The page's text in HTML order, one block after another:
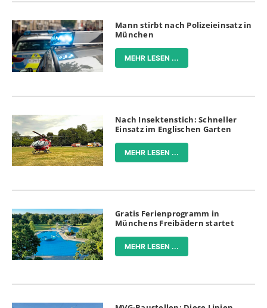
Mann stirbt nach Polizeieinsatz in
München
MEHR LESEN ...
Nach Insektenstich: Schneller
Einsatz im Englischen Garten
MEHR LESEN ...
Gratis Ferienprogramm in
Münchens Freibädern startet
MEHR LESEN ...